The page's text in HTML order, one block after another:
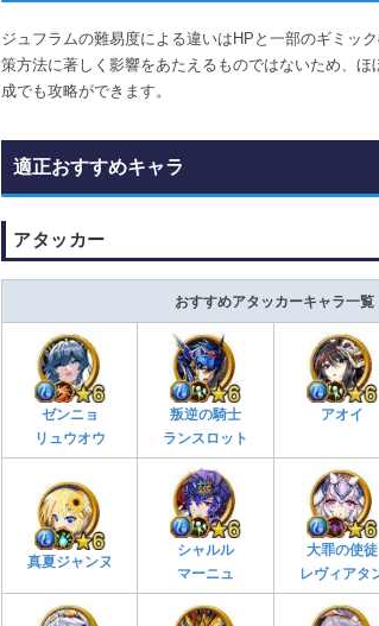
ジュフラムの難易度による違いはHPと一部のギミッ
策方法に著しく影響をあたえるものではないため、ほ
成でも攻略ができます。
適正おすすめキャラ
アタッカー
おすすめアタッカーキャラ一覧
ゼンニョ
リュウオウ
叛逆の騎士
ランスロット
アオイ
真夏ジャンヌ
シャルル
マーニュ
大罪の使徒
レヴィアタ